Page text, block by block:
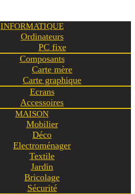
INFORMATIQUE
Ordinateurs
PC fixe
Composants
Carte mère
Carte graphique
Ecrans
Accessoires
MAISON
Mobilier
Déco
Electroménager
Textile
Jardin
Bricolage
Sécurité